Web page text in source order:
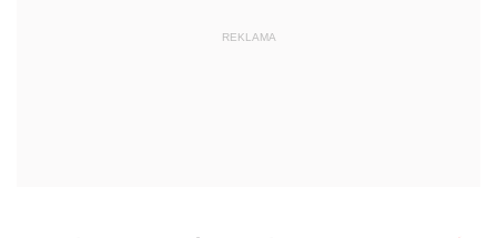
REKLAMA